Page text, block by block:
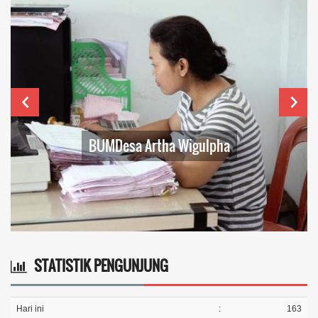
BUMDesa Artha Wigulpha
STATISTIK PENGUNJUNG
Hari ini : 163